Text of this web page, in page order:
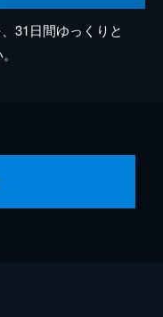
31日間ゆっくりと